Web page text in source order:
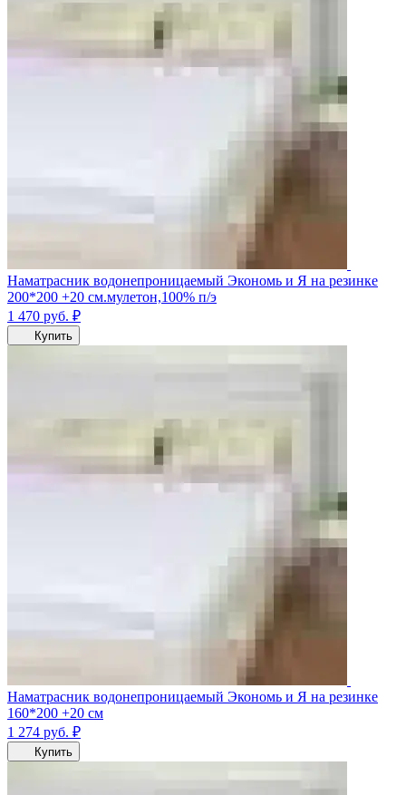
Наматрасник водонепроницаемый Экономь и Я на резинке
200*200 +20 см.мулетон,100% п/э
1 470 руб. ₽
Купить
Наматрасник водонепроницаемый Экономь и Я на резинке
160*200 +20 см
1 274 руб. ₽
Купить